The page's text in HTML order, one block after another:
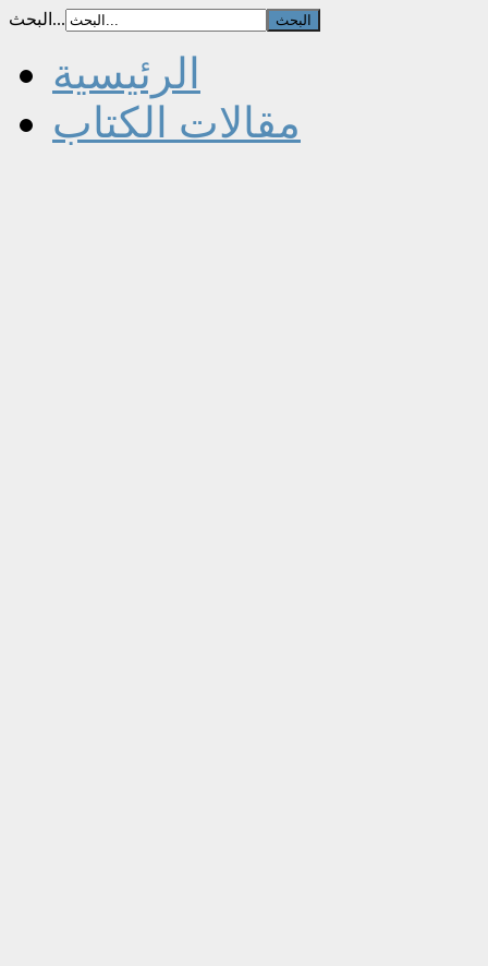
البحث...
الرئيسية
مقالات الكتاب